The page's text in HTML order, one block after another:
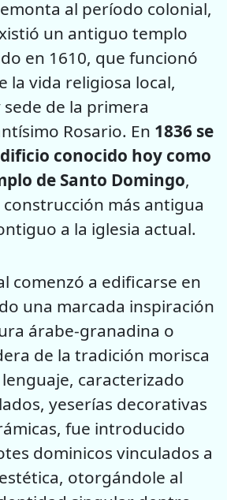
al período colonial,
un antiguo templo
en 1610, que funcionó
la vida religiosa local,
de la primera
Rosario. En 1836 se
conocido hoy como
de Santo Domingo,
más antigua
a la iglesia actual.
comenzó a edificarse en
una marcada inspiración
árabe-granadina o
de la tradición morisca
caracterizado
yeserías decorativas
fue introducido
dominicos vinculados a
otorgándole al